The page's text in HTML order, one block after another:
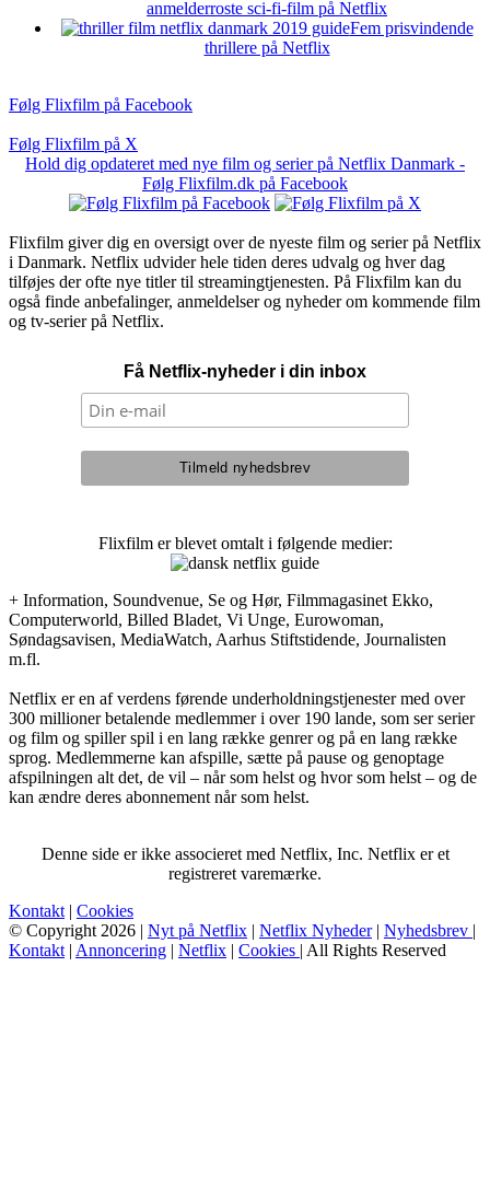
anmelderroste sci-fi-film på Netflix
Fem prisvindende
thrillere på Netflix
Følg Flixfilm på Facebook
Følg Flixfilm på X
Hold dig opdateret med nye film og serier på Netflix Danmark -
Følg Flixfilm.dk på Facebook
Flixfilm giver dig en oversigt over de nyeste film og serier på Netflix
i Danmark. Netflix udvider hele tiden deres udvalg og hver dag
tilføjes der ofte nye titler til streamingtjenesten. På Flixfilm kan du
også finde anbefalinger, anmeldelser og nyheder om kommende film
og tv-serier på Netflix.
Få Netflix-nyheder i din inbox
Flixfilm er blevet omtalt i følgende medier:
+ Information, Soundvenue, Se og Hør, Filmmagasinet Ekko,
Computerworld, Billed Bladet, Vi Unge, Eurowoman,
Søndagsavisen, MediaWatch, Aarhus Stiftstidende, Journalisten
m.fl.
Netflix er en af verdens førende underholdningstjenester med over
300 millioner betalende medlemmer i over 190 lande, som ser serier
og film og spiller spil i en lang række genrer og på en lang række
sprog. Medlemmerne kan afspille, sætte på pause og genoptage
afspilningen alt det, de vil – når som helst og hvor som helst – og de
kan ændre deres abonnement når som helst.
Denne side er ikke associeret med Netflix, Inc. Netflix er et
registreret varemærke.
Kontakt | Cookies
© Copyright 2026 | Nyt på Netflix | Netflix Nyheder| Nyhedsbrev |
Kontakt | Annoncering | Netflix | Cookies | All Rights Reserved